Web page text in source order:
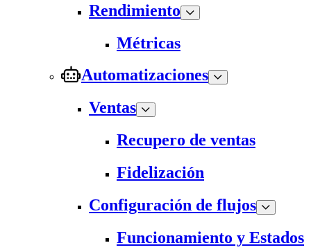
Rendimiento
Métricas
Automatizaciones
Ventas
Recupero de ventas
Fidelización
Configuración de flujos
Funcionamiento y Estados